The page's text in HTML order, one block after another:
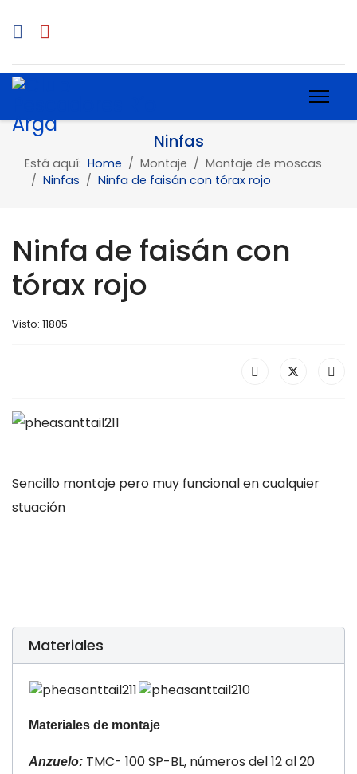
Ninfas
Está aquí: Home Montaje
Montaje de moscas
Ninfas
Ninfa de faisán con tórax rojo
Ninfa de faisán con
tórax rojo
Visto: 11805
Sencillo montaje pero muy funcional en cualquier
stuación
Materiales
Materiales de montaje
Anzuelo: TMC- 100 SP-BL, números del 12 al 20